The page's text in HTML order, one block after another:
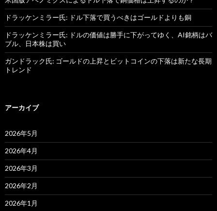
ドラッケンミラー氏: ドル下落で買うべきはゴールドよりも銅
ドラッケンミラー氏: ドルの価値は勝手に下がってゆく、AI銘柄はバ
ブル、日本株は買い
ガンドラック氏: ゴールドの上昇とビットコインの下落は新たな長期
トレンド
アーカイブ
2026年5月
2026年4月
2026年3月
2026年2月
2026年1月